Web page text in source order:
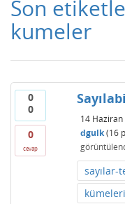
Son
kumeler
0
0
0
cevap
14 Haziran
dgulk (16
sayılar-